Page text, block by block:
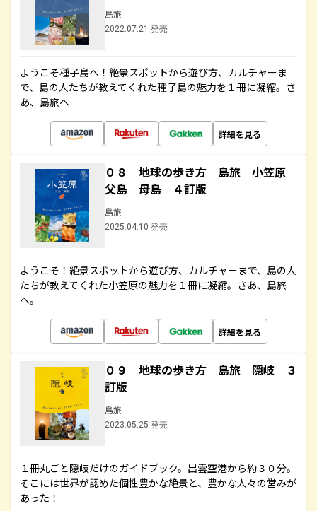
島旅
2022.07.21 発売
ようこそ種子島へ！絶景スポットから遊び方、カルチャーま
で、島の人たちが教えてくれた種子島の魅力を１冊に凝縮。さ
あ、島旅へ
詳細を見る
０８ 地球の歩き方 島旅 小笠原
父島 母島 ４訂版
島旅
2025.04.10 発売
ようこそ！絶景スポットから遊び方、カルチャーまで、島の人
たちが教えてくれた小笠原の魅力を１冊に凝縮。さあ、島旅
へ。
詳細を見る
０９ 地球の歩き方 島旅 隠岐 ３
訂版
島旅
2023.05.25 発売
１冊丸ごと隠岐だけのガイドブック。出雲空港から約３０分。
そこには世界が認めた個性豊かな絶景と、豊かな人々の営みが
あった！